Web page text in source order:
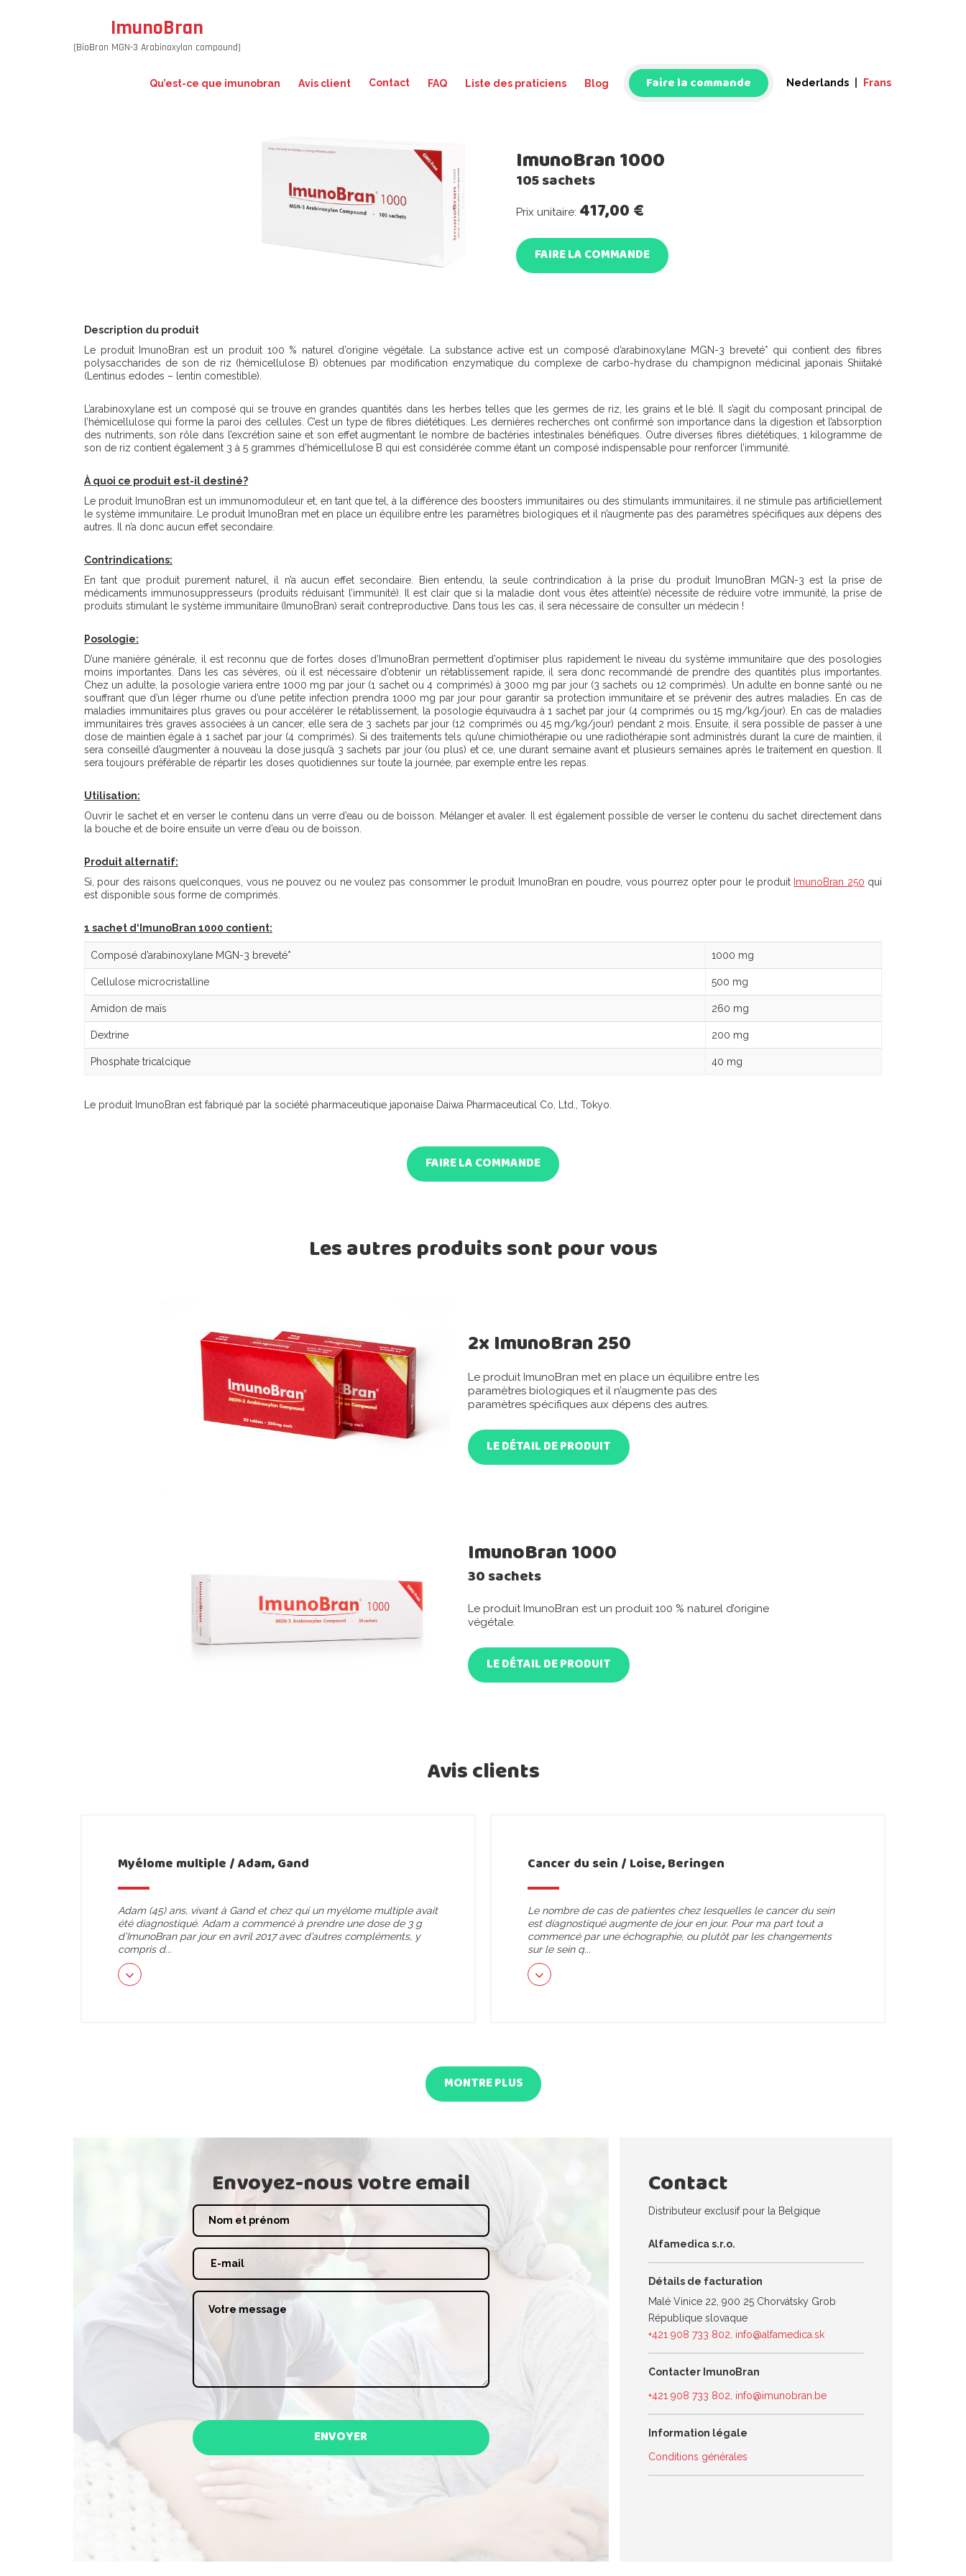
ImunoBran
(BioBran MGN-3 Arabinoxylan compound)
Qu’est-ce que imunobran Avis client Contact FAQ Liste des praticiens Blog Faire la commande Nederlands Frans
ImunoBran 1000
105 sachets
Prix ​​unitaire: 417,00 €
FAIRE LA COMMANDE
Description du produit
Le produit ImunoBran est un produit 100 % naturel d’origine végétale. La substance active est un composé d’arabinoxylane MGN-3 breveté* qui contient des fibres
polysaccharides de son de riz (hémicellulose B) obtenues par modification enzymatique du complexe de carbo-hydrase du champignon médicinal japonais Shiitaké
(Lentinus edodes – lentin comestible).
L’arabinoxylane est un composé qui se trouve en grandes quantités dans les herbes telles que les germes de riz, les grains et le blé. Il s’agit du composant principal de
l’hémicellulose qui forme la paroi des cellules. C’est un type de fibres diététiques. Les dernières recherches ont confirmé son importance dans la digestion et l’absorption
des nutriments, son rôle dans l’excrétion saine et son effet augmentant le nombre de bactéries intestinales bénéfiques. Outre diverses fibres diététiques, 1 kilogramme de
son de riz contient également 3 à 5 grammes d’hémicellulose B qui est considérée comme étant un composé indispensable pour renforcer l’immunité.
À quoi ce produit est-il destiné?
Le produit ImunoBran est un immunomoduleur et, en tant que tel, à la différence des boosters immunitaires ou des stimulants immunitaires, il ne stimule pas artificiellement
le système immunitaire. Le produit ImunoBran met en place un équilibre entre les paramètres biologiques et il n’augmente pas des paramètres spécifiques aux dépens des
autres. Il n’a donc aucun effet secondaire.
Contrindications:
En tant que produit purement naturel, il n’a aucun effet secondaire. Bien entendu, la seule contrindication à la prise du produit ImunoBran MGN-3 est la prise de
médicaments immunosuppresseurs (produits réduisant l’immunité). Il est clair que si la maladie dont vous êtes atteint(e) nécessite de réduire votre immunité, la prise de
produits stimulant le système immunitaire (ImunoBran) serait contreproductive. Dans tous les cas, il sera nécessaire de consulter un médecin !
Posologie:
D’une manière générale, il est reconnu que de fortes doses d’ImunoBran permettent d’optimiser plus rapidement le niveau du système immunitaire que des posologies
moins importantes. Dans les cas sévères, où il est nécessaire d’obtenir un rétablissement rapide, il sera donc recommandé de prendre des quantités plus importantes.
Chez un adulte, la posologie variera entre 1000 mg par jour (1 sachet ou 4 comprimés) à 3000 mg par jour (3 sachets ou 12 comprimés). Un adulte en bonne santé ou ne
souffrant que d’un léger rhume ou d’une petite infection prendra 1000 mg par jour pour garantir sa protection immunitaire et se prévenir des autres maladies. En cas de
maladies immunitaires plus graves ou pour accélérer le rétablissement, la posologie équivaudra à 1 sachet par jour (4 comprimés ou 15 mg/kg/jour). En cas de maladies
immunitaires très graves associées à un cancer, elle sera de 3 sachets par jour (12 comprimés ou 45 mg/kg/jour) pendant 2 mois. Ensuite, il sera possible de passer à une
dose de maintien égale à 1 sachet par jour (4 comprimés). Si des traitements tels qu’une chimiothérapie ou une radiothérapie sont administrés durant la cure de maintien, il
sera conseillé d’augmenter à nouveau la dose jusqu’à 3 sachets par jour (ou plus) et ce, une durant semaine avant et plusieurs semaines après le traitement en question. Il
sera toujours préférable de répartir les doses quotidiennes sur toute la journée, par exemple entre les repas.
Utilisation:
Ouvrir le sachet et en verser le contenu dans un verre d’eau ou de boisson. Mélanger et avaler. Il est également possible de verser le contenu du sachet directement dans
la bouche et de boire ensuite un verre d’eau ou de boisson.
Produit alternatif:
Si, pour des raisons quelconques, vous ne pouvez ou ne voulez pas consommer le produit ImunoBran en poudre, vous pourrez opter pour le produit ImunoBran 250 qui
est disponible sous forme de comprimés.
1 sachet d‘ImunoBran 1000 contient:
Composé d’arabinoxylane MGN-3 breveté* 1000 mg
Cellulose microcristalline 500 mg
Amidon de maïs 260 mg
Dextrine 200 mg
Phosphate tricalcique 40 mg
Le produit ImunoBran est fabriqué par la société pharmaceutique japonaise Daiwa Pharmaceutical Co, Ltd., Tokyo.
FAIRE LA COMMANDE
Les autres produits sont pour vous
2x ImunoBran 250
Le produit ImunoBran met en place un équilibre entre les
paramètres biologiques et il n’augmente pas des
paramètres spécifiques aux dépens des autres.
LE DÉTAIL DE PRODUIT
ImunoBran 1000
30 sachets
Le produit ImunoBran est un produit 100 % naturel d’origine
végétale.
LE DÉTAIL DE PRODUIT
Avis clients
Myélome multiple / Adam, Gand
Adam (45) ans, vivant à Gand et chez qui un myélome multiple avait
été diagnostiqué. Adam a commencé à prendre une dose de 3 g
d’ImunoBran par jour en avril 2017 avec d’autres compléments, y
compris d...
Cancer du sein / Loise, Beringen
Le nombre de cas de patientes chez lesquelles le cancer du sein
est diagnostiqué augmente de jour en jour. Pour ma part tout a
commencé par une échographie, ou plutôt par les changements
sur le sein q...
MONTRE PLUS
Envoyez-nous votre email
ENVOYER
Contact
Distributeur exclusif pour la Belgique
Alfamedica s.r.o.
Détails de facturation
Malé Vinice 22, 900 25 Chorvátsky Grob
République slovaque
+421 908 733 802 info@alfamedica.sk
Contacter ImunoBran
+421 908 733 802 info@imunobran.be
Information légale
Conditions générales